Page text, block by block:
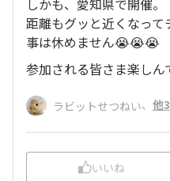
しかも、愛知県で開催。
距離もグッと近くなっ
事は休めません😭😭😭
参加される皆さま楽しん
ラビットせつねい、 他
いいね